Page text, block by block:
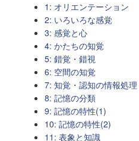
1: オリエンテーション
2: いろいろな感覚
3: 感覚と心
4: かたちの知覚
5: 錯覚・錯視
6: 空間の知覚
7: 知覚・認知の情報処理
8: 記憶の分類
9: 記憶の特性(1)
10: 記憶の特性(2)
11: 表象と知識